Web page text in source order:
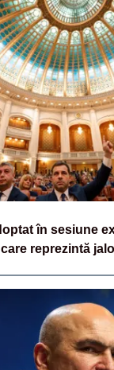
în sesiune
reprezintă